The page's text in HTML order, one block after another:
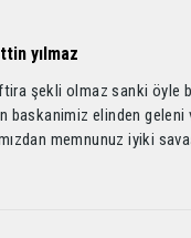
yılmaz
şekli olmaz sanki öyle
baskanimiz elinden geleni
memnunuz iyiki